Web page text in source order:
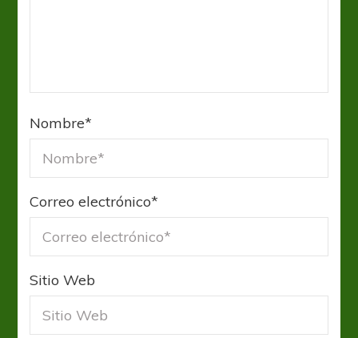
Nombre*
Correo electrónico*
Sitio Web